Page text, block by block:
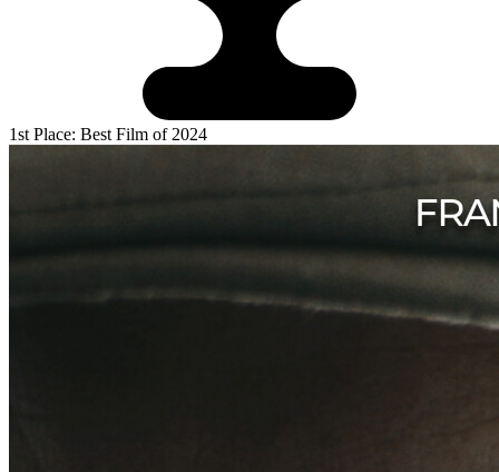
1st Place: Best Film of 2024